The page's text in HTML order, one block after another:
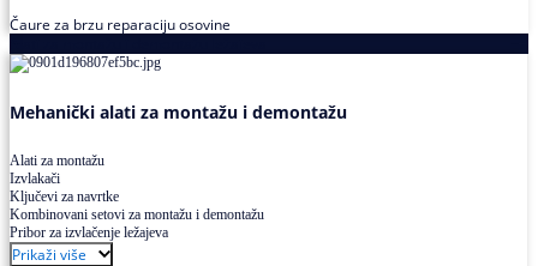
Čaure za brzu reparaciju osovine
Mehanički alati za montažu i demontažu
Alati za montažu
Izvlakači
Ključevi za navrtke
Kombinovani setovi za montažu i demontažu
Pribor za izvlačenje ležajeva
Prikaži više